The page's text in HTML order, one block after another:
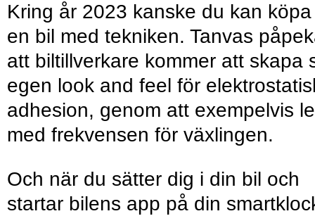
Kring år 2023 kanske du kan köpa
en bil med tekniken. Tanvas
att biltillverkare kommer att skapa
egen look and feel för
adhesion, genom att exempelvis
med frekvensen för växlingen.
Och när du sätter dig i din bil och
startar bilens app på din